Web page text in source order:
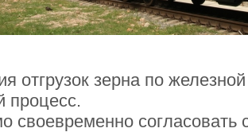
отгрузок зерна по
процесс.
своевременно